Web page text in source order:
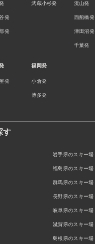
発
発
武蔵小杉発 流山発
西船橋発
津田沼発
千葉発
発
福岡発
小倉発
博多発
す
岩手県のスキー場
福島県のスキー場
群馬県のスキー場
長野県のスキー場
岐阜県のスキー場
滋賀県のスキー場
島根県のスキー場